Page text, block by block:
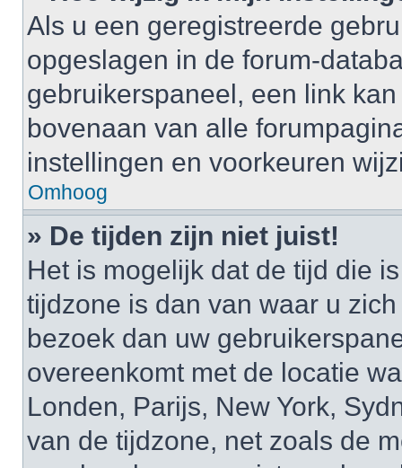
Als u een geregistreerde
opgeslagen in de forum-
gebruikerspaneel, een link
bovenaan van alle
instellingen en voorkeuren
Omhoog
» De tijden zijn niet juist!
Het is mogelijk dat de tijd die
tijdzone is dan van waar u
bezoek dan uw
overeenkomt met de locatie
Londen, Parijs, New York,
van de tijdzone, net zoals de